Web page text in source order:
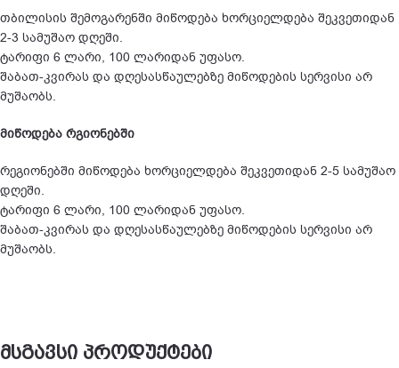
თბილისის შემოგარენში მიწოდება ხორციელდება შეკვეთიდან
2-3 სამუშაო დღეში.
ტარიფი 6 ლარი, 100 ლარიდან უფასო.
შაბათ-კვირას და დღესასწაულებზე მიწოდების სერვისი არ
მუშაობს.
მიწოდება რგიონებში
რეგიონებში მიწოდება ხორციელდება შეკვეთიდან 2-5 სამუშაო
დღეში.
ტარიფი 6 ლარი, 100 ლარიდან უფასო.
შაბათ-კვირას და დღესასწაულებზე მიწოდების სერვისი არ
მუშაობს.
მსგავსი პროდუქტები